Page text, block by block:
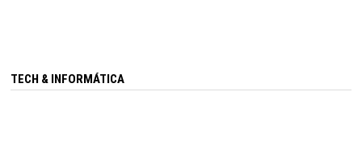
TECH & INFORMÁTICA